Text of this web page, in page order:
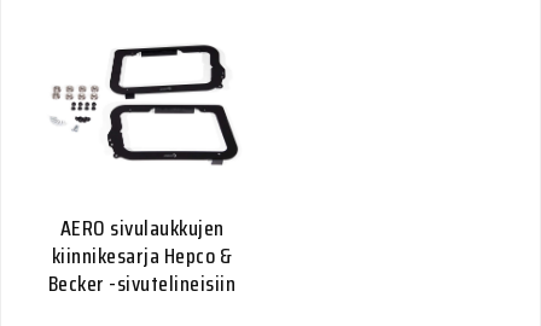
AERO sivulaukkujen
kiinnikesarja Hepco &
Becker -sivutelineisiin